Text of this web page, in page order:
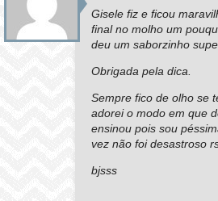
Gisele fiz e ficou
final no molho um
deu um saborzinho
Obrigada pela dica.
Sempre fico de olho se
adorei o modo em que
ensinou pois sou
vez não foi desastroso
bjsss